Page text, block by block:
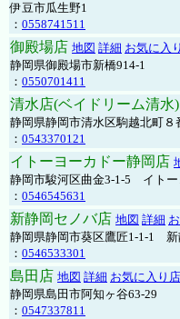
伊豆市瓜生野1
： 0558741511
御殿場店 地図 詳細 お気に入
静岡県御殿場市新橋914-1
： 0550701411
清水店(ベイドリーム清水)
静岡県静岡市清水区駒越北町８
： 0543370121
イトーヨーカドー静岡店
静岡市駿河区曲金3-1-5 イトー
： 0546545631
新静岡セノバ店 地図 詳細
静岡県静岡市葵区鷹匠1-1-1 新
： 0546533301
島田店 地図 詳細 お気に入り
静岡県島田市阿知ヶ谷63-29
： 0547337811